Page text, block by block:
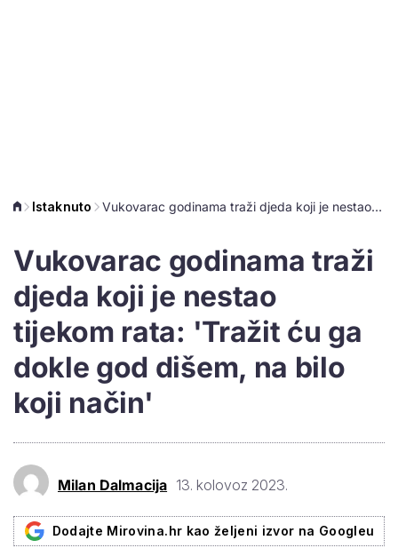
Istaknuto Vukovarac godinama traži djeda koji je nestao tijekom rata: 'Tražit ću ga dokle god dišem, na bilo koji način'
Vukovarac godinama traži
djeda koji je nestao
tijekom rata: 'Tražit ću ga
dokle god dišem, na bilo
koji način'
Milan Dalmacija 13. kolovoz 2023.
Dodajte Mirovina.hr kao željeni izvor na Googleu